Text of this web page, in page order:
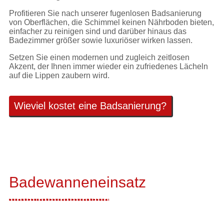
Profitieren Sie nach unserer fugenlosen Badsanierung
von Oberflächen, die Schimmel keinen Nährboden bieten,
einfacher zu reinigen sind und darüber hinaus das
Badezimmer größer sowie luxuriöser wirken lassen.
Setzen Sie einen modernen und zugleich zeitlosen
Akzent, der Ihnen immer wieder ein zufriedenes Lächeln
auf die Lippen zaubern wird.
Wieviel kostet eine Badsanierung?
Badewanneneinsatz